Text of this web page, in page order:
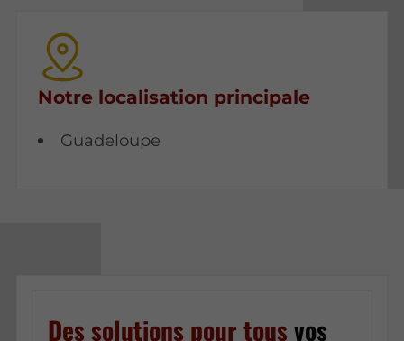
Notre localisation principale
Guadeloupe
Des solutions pour tousvos